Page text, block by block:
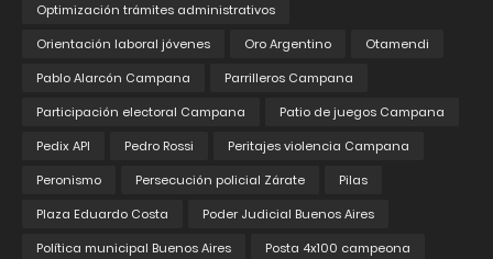
Optimización trámites administrativos
Orientación laboral jóvenes
Oro Argentino
Otamendi
Pablo Alarcón Campana
Parrilleros Campana
Participación electoral Campana
Patio de juegos Campana
Pedix API
Pedro Rossi
Peritajes violencia Campana
Peronismo
Persecución policial Zárate
Pilas
Plaza Eduardo Costa
Poder Judicial Buenos Aires
Política municipal Buenos Aires
Posta 4x100 campeona